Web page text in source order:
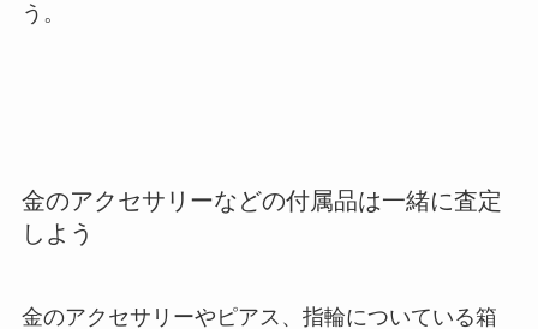
う。
金のアクセサリーなどの付属品は一緒に査定
しよう
金のアクセサリーやピアス、指輪についている箱